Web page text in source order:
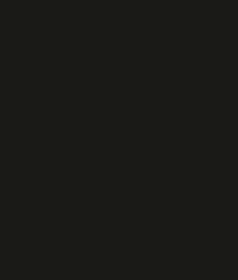
ficar treinando, eu quero
jogos, do número de
às vezes não
que me cobra bastante,
parte defensiva que as
cara que gosta de
sempre ali me
contra eles. Eu super